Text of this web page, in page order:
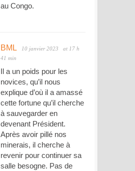
au Congo.
BML 10 janvier 2023
at 17 h
41 min
Il a un poids pour les
novices, qu’il nous
explique d’où il a amassé
cette fortune qu’il cherche
à sauvegarder en
devenant Président.
Après avoir pillé nos
minerais, il cherche à
revenir pour continuer sa
salle besogne. Pas de